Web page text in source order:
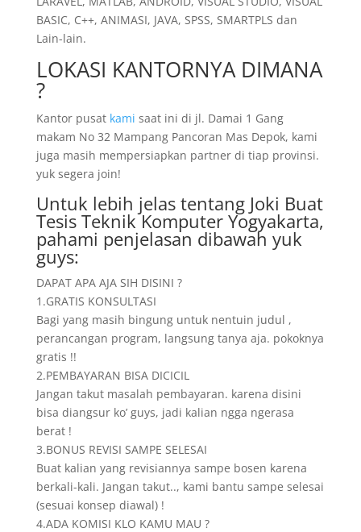
BASIC, C++, ANIMASI, JAVA, SPSS, SMARTPLS dan
Lain-lain.
LOKASI KANTORNYA DIMANA
?
Kantor pusat kami saat ini di jl. Damai 1 Gang
makam No 32 Mampang Pancoran Mas Depok, kami
juga masih mempersiapkan partner di tiap provinsi.
yuk segera join!
Untuk lebih jelas tentang Joki Buat
Tesis Teknik Komputer Yogyakarta,
pahami penjelasan dibawah yuk
guys:
DAPAT APA AJA SIH DISINI ?
1.GRATIS KONSULTASI
Bagi yang masih bingung untuk nentuin judul ,
perancangan program, langsung tanya aja. pokoknya
gratis !!
2.PEMBAYARAN BISA DICICIL
Jangan takut masalah pembayaran. karena disini
bisa diangsur ko’ guys, jadi kalian ngga ngerasa
berat !
3.BONUS REVISI SAMPE SELESAI
Buat kalian yang revisiannya sampe bosen karena
berkali-kali. Jangan takut.., kami bantu sampe selesai
(sesuai konsep diawal) !
4.ADA KOMISI KLO KAMU MAU ?